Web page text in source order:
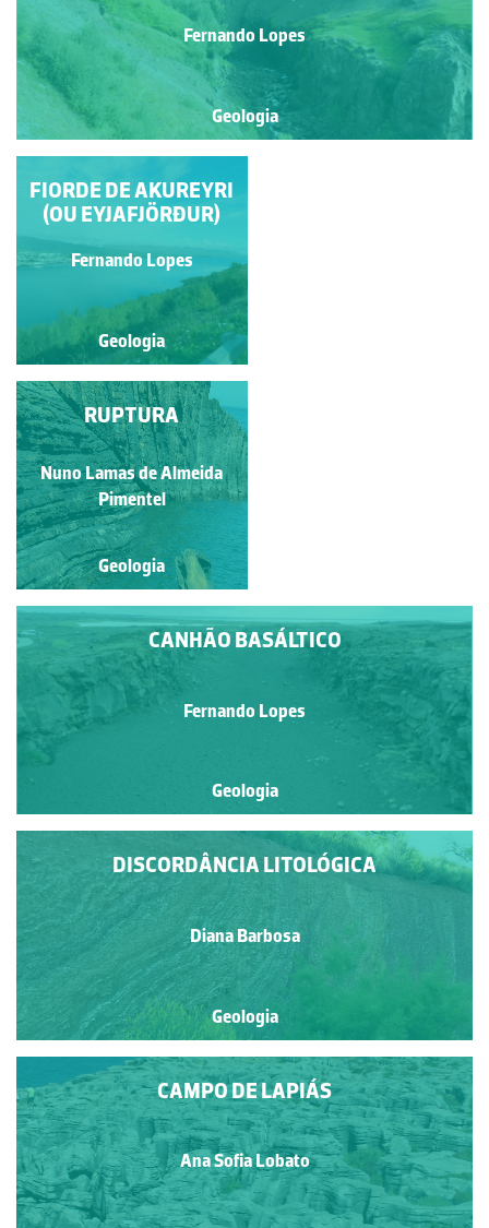
Fernando Lopes
Geologia
VALE GLACIAR
Fernando Lopes
Geologia
FIORDE DE AKUREYRI
(OU EYJAFJÖRÐUR)
Fernando Lopes
Geologia
CAMPO LINEAR DE
FUMAROLAS
Fernando Lopes
Geologia
CANHÃO BASÁLTICO
Fernando Lopes
Geologia
RUPTURA
Nuno Lamas de Almeida
Pimentel
Geologia
DISCORDÂNCIA LITOLÓGICA
Diana Barbosa
Geologia
CAMPO DE LAPIÁS
Ana Sofia Lobato